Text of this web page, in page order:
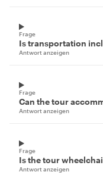
Frage
Is transportation
Antwort anzeigen
Frage
Can the tour
Antwort anzeigen
Frage
Is the tour
Antwort anzeigen